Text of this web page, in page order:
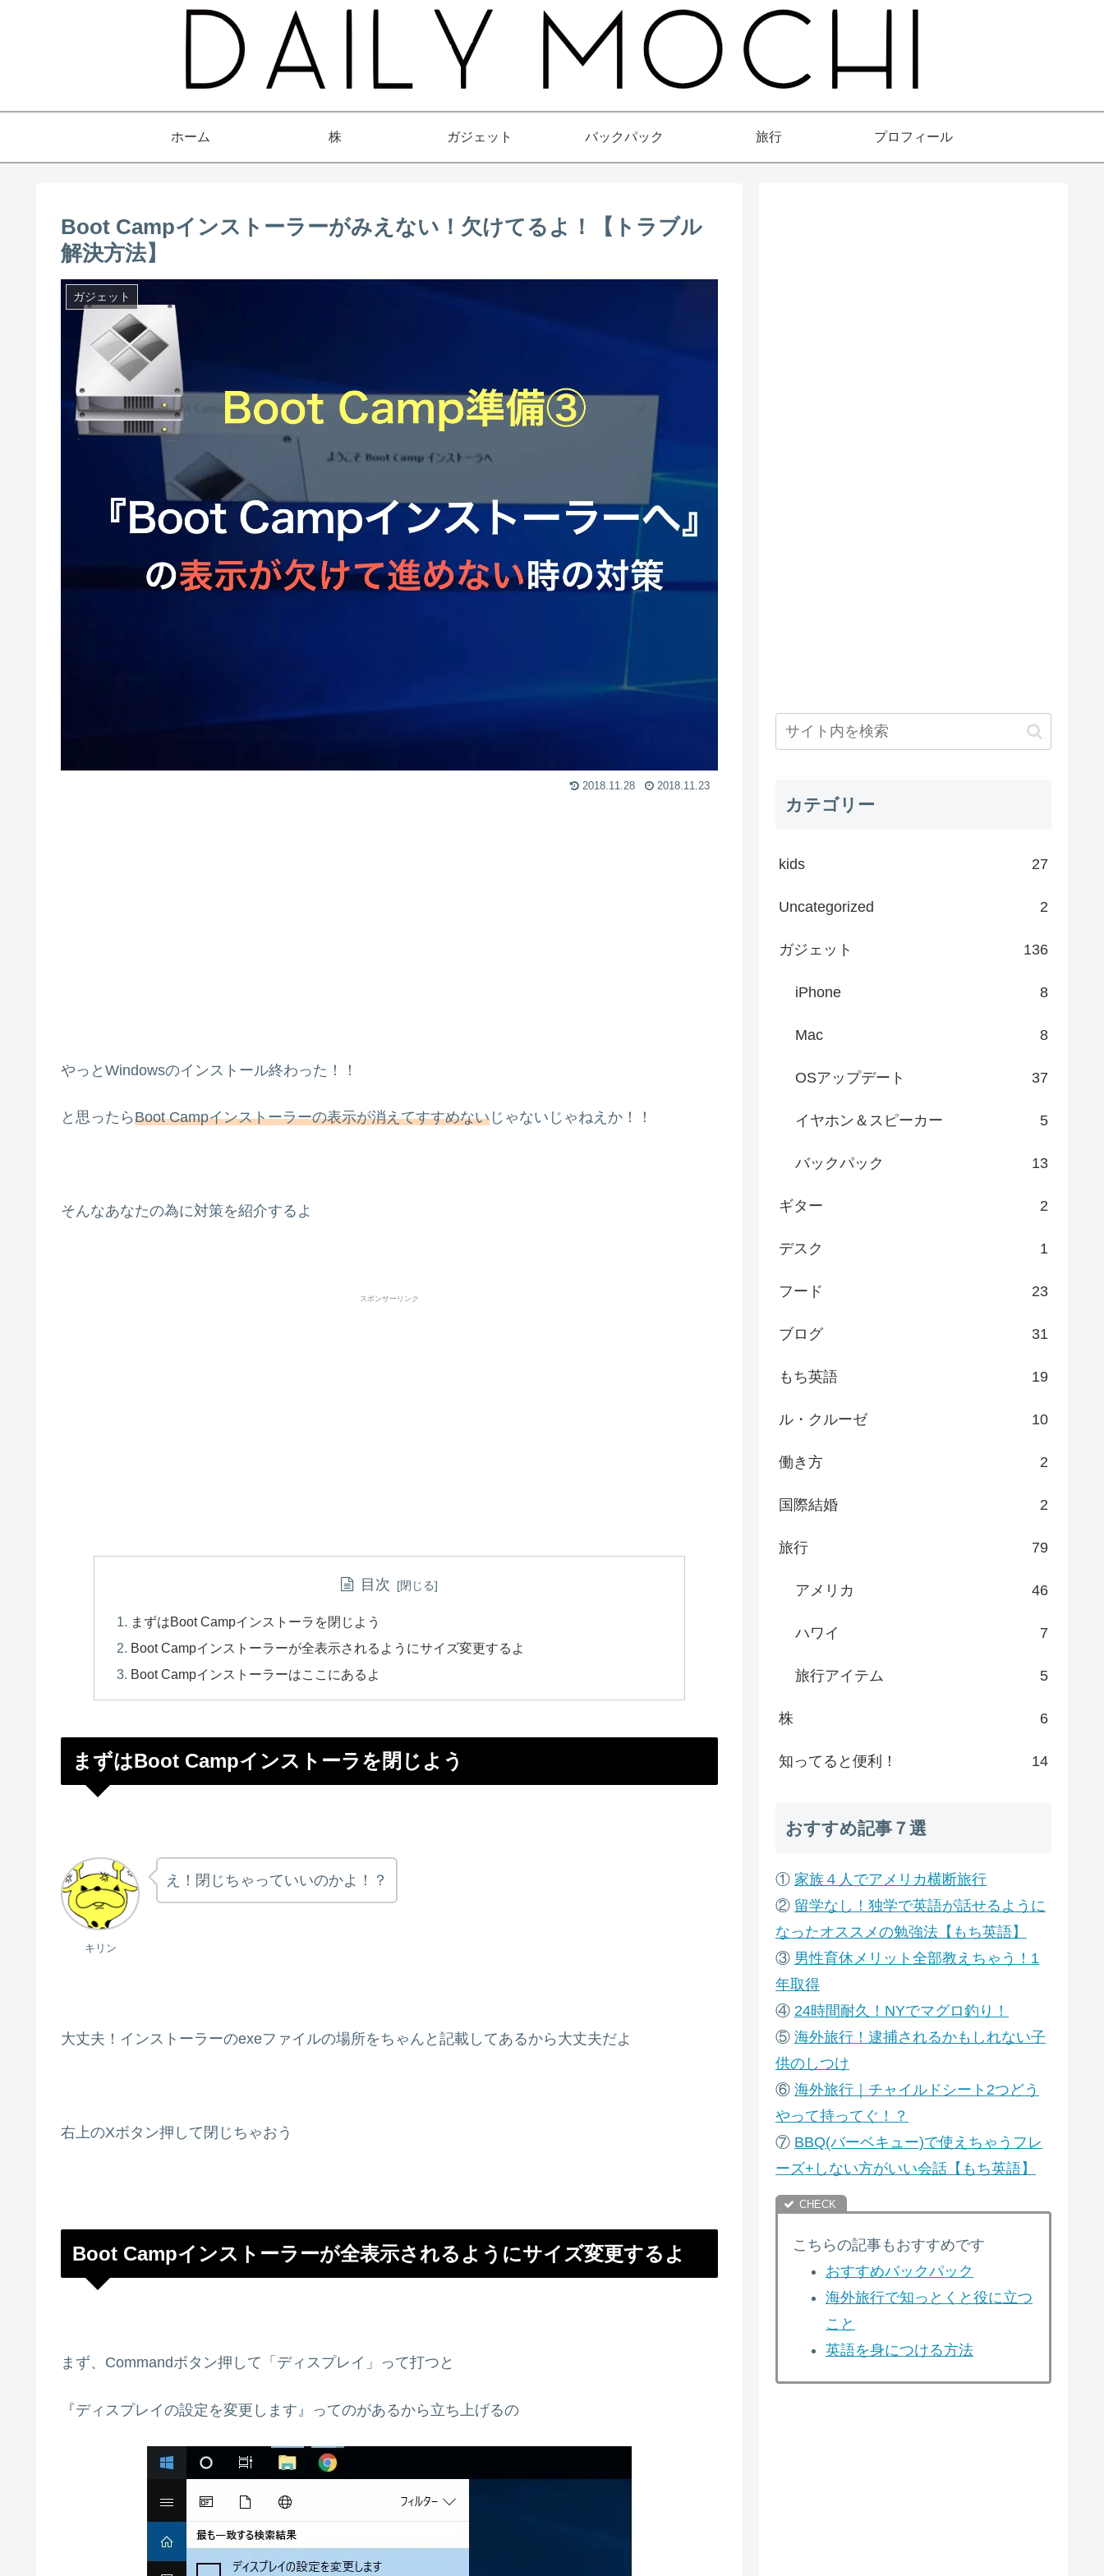
ホーム 株 ガジェット バックパック 旅行 プロフィール
Boot Campインストーラーがみえない！欠けてるよ！【トラブル
解決方法】
ガジェット
2018.11.28 2018.11.23
やっとWindowsのインストール終わった！！
と思ったらBoot Campインストーラーの表示が消えてすすめない じゃないじゃねえか！！
そんなあなたの為に対策を紹介するよ
スポンサーリンク
目次
まずはBoot Campインストーラを閉じよう
Boot Campインストーラーが全表示されるようにサイズ変更するよ
Boot Campインストーラーはここにあるよ
まずはBoot Campインストーラを閉じよう
キリン
え！閉じちゃっていいのかよ！？
大丈夫！インストーラーのexeファイルの場所をちゃんと記載してあるから大丈夫だよ
右上のXボタン押して閉じちゃおう
Boot Campインストーラーが全表示されるようにサイズ変更するよ
まず、Commandボタン押して「ディスプレイ」って打つと
『ディスプレイの設定を変更します』ってのがあるから立ち上げるの
カテゴリー
kids 27
Uncategorized 2
ガジェット 136
iPhone 8
Mac 8
OSアップデート 37
イヤホン＆スピーカー 5
バックパック 13
ギター 2
デスク 1
フード 23
ブログ 31
もち英語 19
ル・クルーゼ 10
働き方 2
国際結婚 2
旅行 79
アメリカ 46
ハワイ 7
旅行アイテム 5
株 6
知ってると便利！ 14
おすすめ記事７選
① 家族４人でアメリカ横断旅行
② 留学なし！独学で英語が話せるように
なったオススメの勉強法【もち英語】
③ 男性育休メリット全部教えちゃう！1
年取得
④ 24時間耐久！NYでマグロ釣り！
⑤ 海外旅行！逮捕されるかもしれない子
供のしつけ
⑥ 海外旅行｜チャイルドシート2つどう
やって持ってぐ！？
⑦ BBQ(バーベキュー)で使えちゃうフレ
ーズ+しない方がいい会話【もち英語】
こちらの記事もおすすめです
おすすめバックパック
海外旅行で知っとくと役に立つ
こと
英語を身につける方法